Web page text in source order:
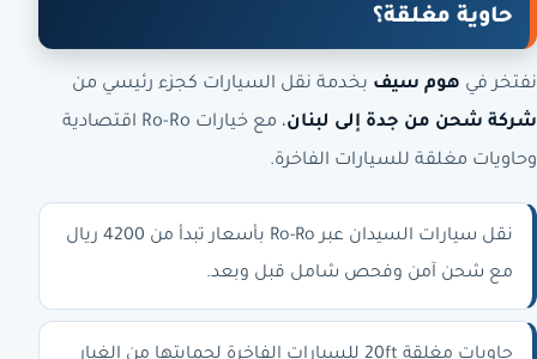
حاوية مغلقة؟
نفتخر في هوم سيف بخدمة نقل السيارات كجزء رئيسي من
شركة شحن من جدة إلى لبنان
، مع خيارات Ro-Ro اقتصادية
وحاويات مغلقة للسيارات الفاخرة.
نقل سيارات السيدان عبر Ro-Ro بأسعار تبدأ من 4200 ريال
مع شحن آمن وفحص شامل قبل وبعد.